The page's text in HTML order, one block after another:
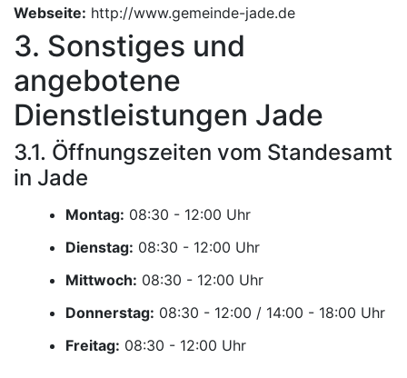
Webseite: http://www.gemeinde-jade.de
3. Sonstiges und
angebotene
Dienstleistungen Jade
3.1. Öffnungszeiten vom Standesamt
in Jade
Montag:
Uhr
Dienstag:
Uhr
Mittwoch:
Uhr
Donnerstag:
Uhr
Freitag:
Uhr